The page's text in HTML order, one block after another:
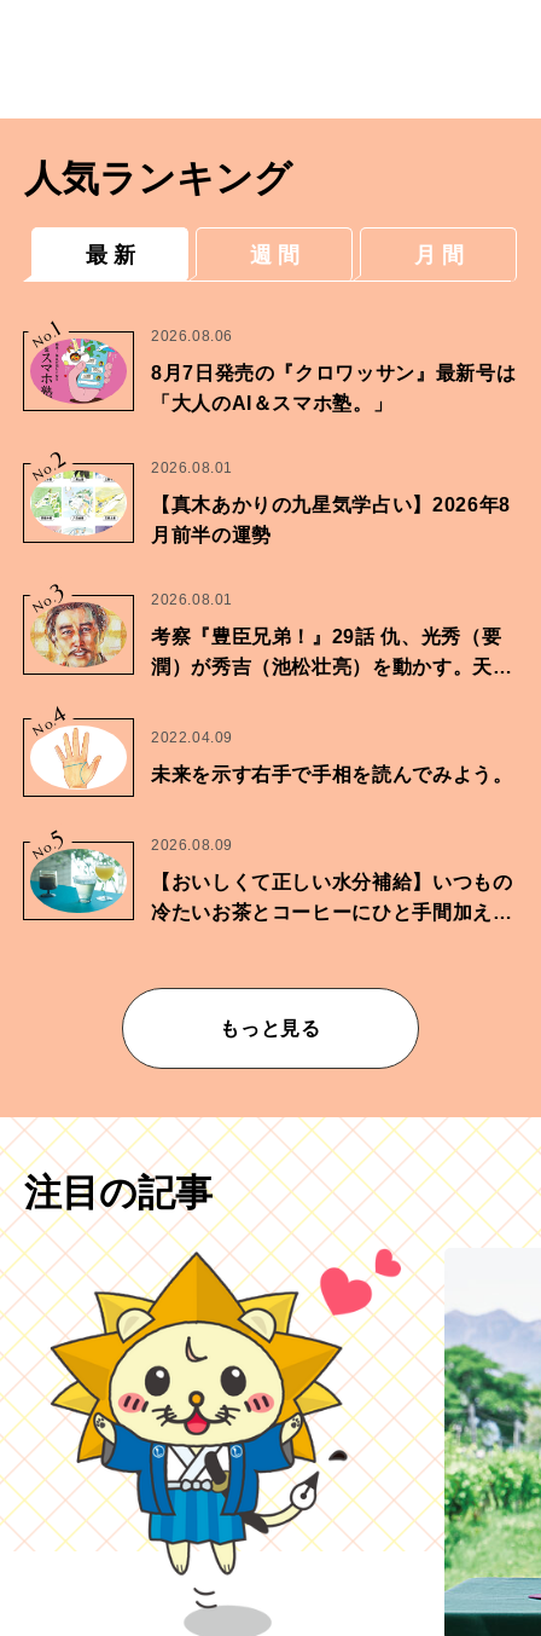
人気ランキング
最 新 週 間 月 間
No.
1 2026.08.06
8月7日発売の『クロワッサン』最新号は
「大人のAI＆スマホ塾。」
No.2 2026.08.01
【真木あかりの九星気学占い】2026年8
月前半の運勢
No.
3 2026.08.01
考察『豊臣兄弟！』29話 仇、光秀（要
潤）が秀吉（池松壮亮）を動かす。天下
No.
4
2022.04.09
未来を示す右手で手相を読んでみよう。
No.5 2026.08.09
【おいしくて正しい水分補給】いつもの
冷たいお茶とコーヒーにひと手間加えて
もっと見る
注目の記事